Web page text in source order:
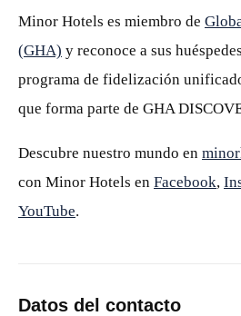
Minor Hotels es miembro de
(GHA) y reconoce a sus
programa de fidelización
que forma parte de GHA
Descubre nuestro mundo en
con Minor Hotels en Facebook,
YouTube.
Datos del contacto